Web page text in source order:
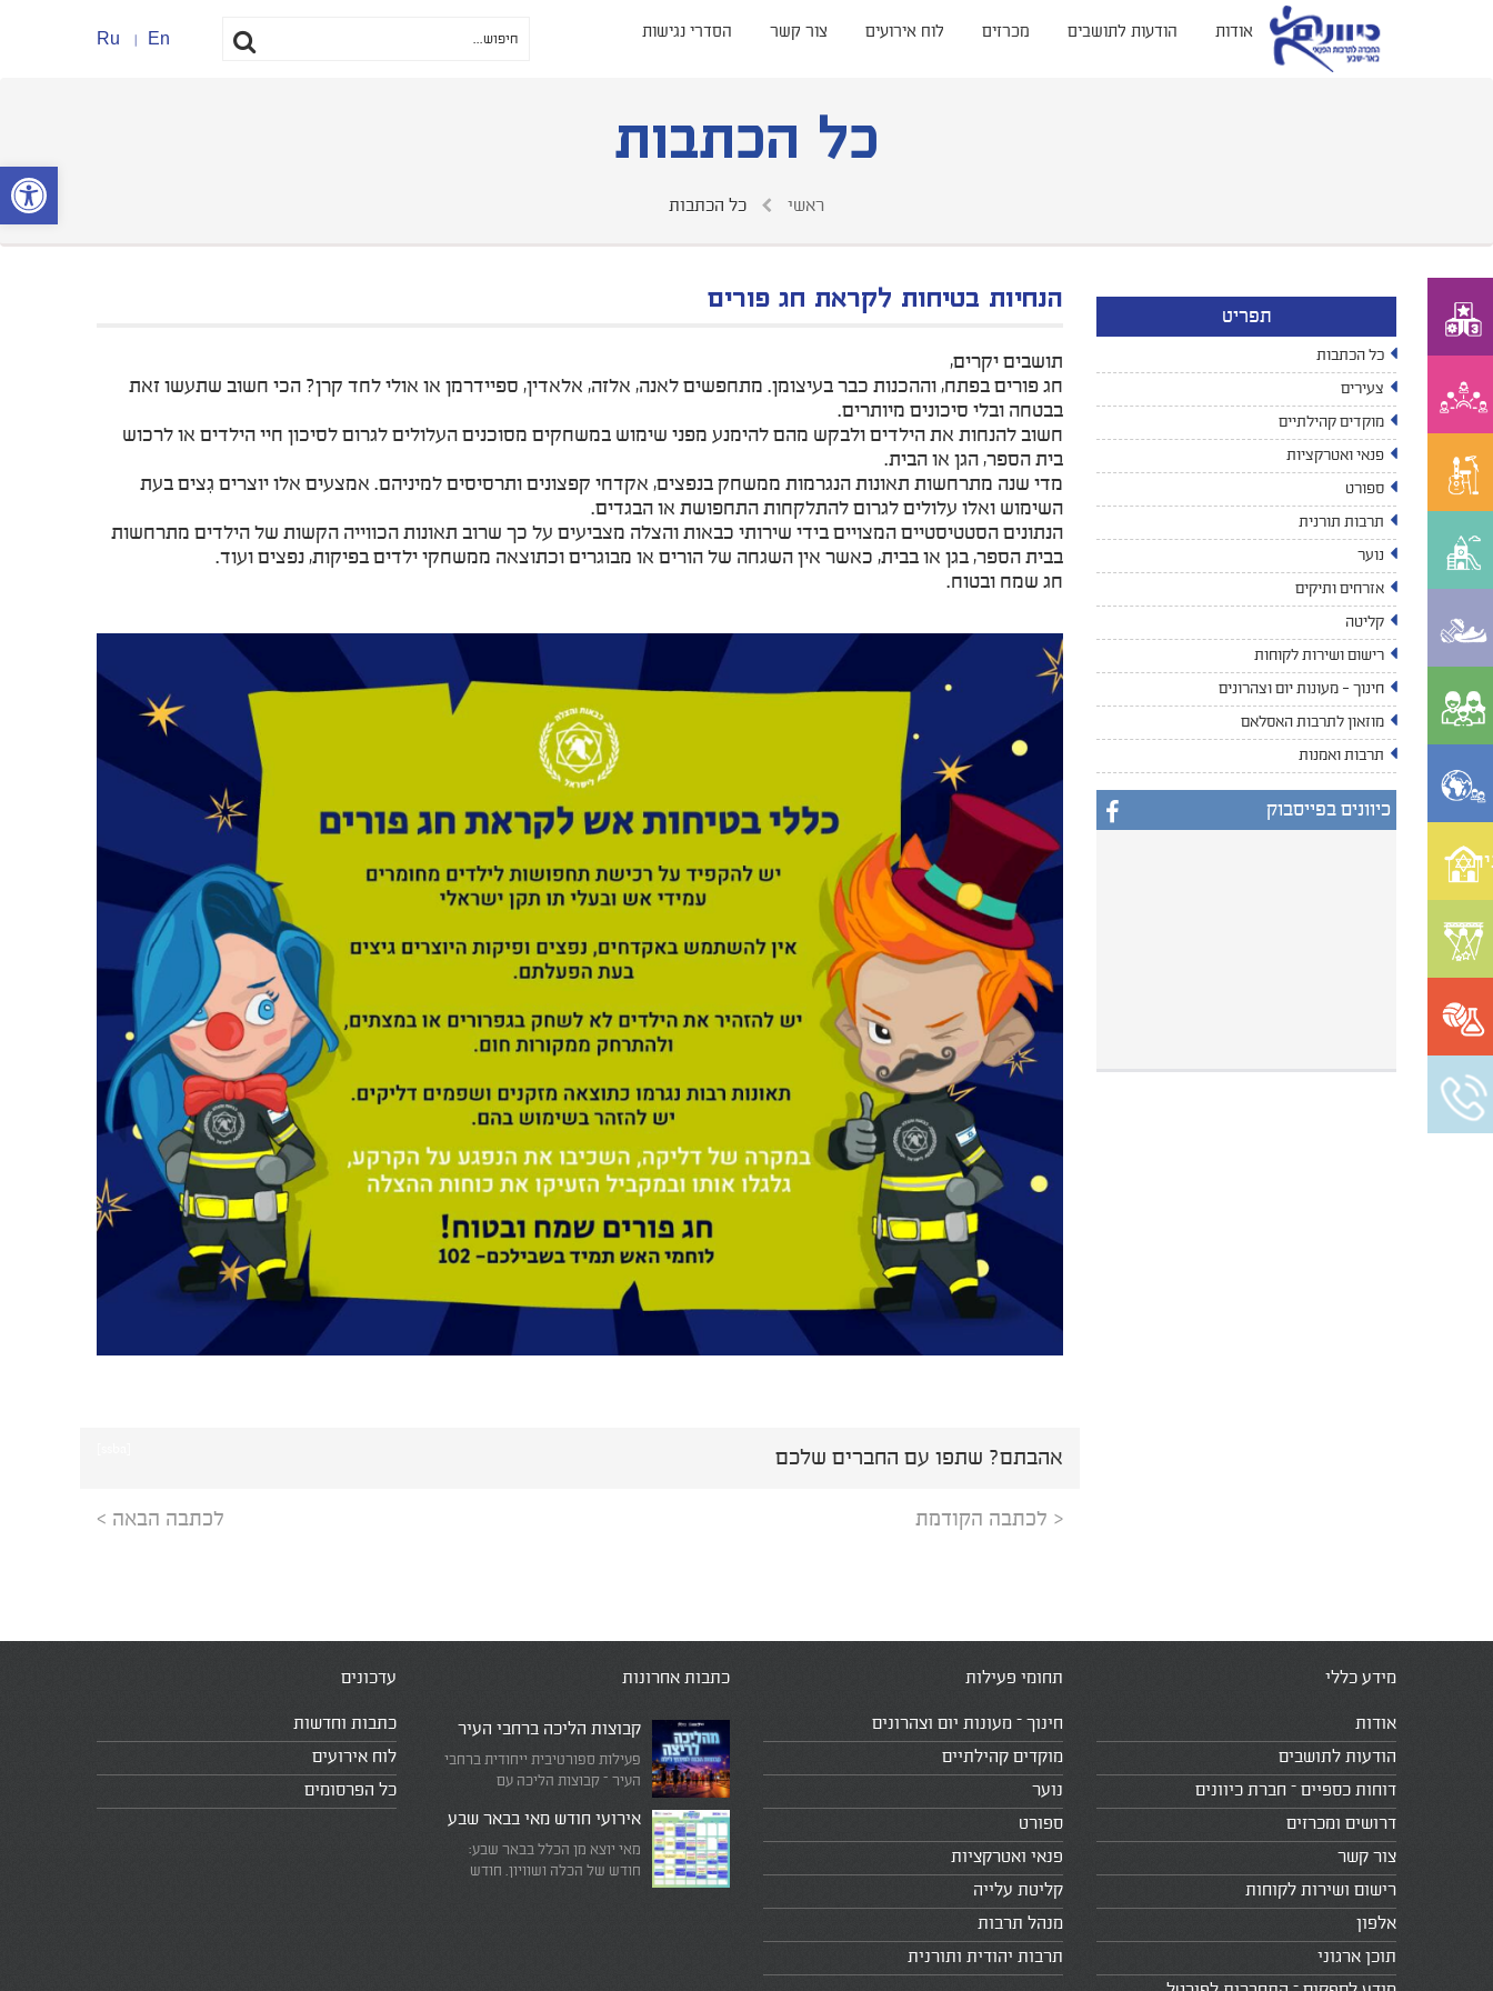
פתח סרגל
אודות הודעות לתושבים מכרזים לוח אירועים צור קשר הסדרי נגישות En
Ru
כל הכתבות
ראשי כל הכתבות
תפריט
כל הכתבות
צעירים
מוקדים קהילתיים
פנאי ואטרקציות
ספורט
תרבות תורנית
נוער
אזרחים ותיקים
קליטה
רישום ושירות לקוחות
חינוך - מעונות יום וצהרונים
מוזאון לתרבות האסלאם
תרבות ואמנות
כיוונים בפייסבוק
הנחיות בטיחות לקראת חג פורים
תושבים יקרים,
חג פורים בפתח, וההכנות כבר בעיצומן. מתחפשים לאנה, אלזה, אלאדין, ספיידרמן או אולי לחד קרן? הכי חשוב שתעשו זאת
בבטחה ובלי סיכונים מיותרים.
חשוב להנחות את הילדים ולבקש מהם להימנע מפני שימוש במשחקים מסוכנים העלולים לגרום לסיכון חיי הילדים או לרכוש
בית הספר, הגן או הבית.
מדי שנה מתרחשות תאונות הנגרמות ממשחק בנפצים, אקדחי קפצונים ותרסיסים למיניהם. אמצעים אלו יוצרים גִצים בעת
השימוש ואלו עלולים לגרום להתלקחות התחפושת או הבגדים.
הנתונים הסטטיסטיים המצויים בידי שירותי כבאות והצלה מצביעים על כך שרוב תאונות הכווייה הקשות של הילדים מתרחשות
בבית הספר, בגן או בבית, כאשר אין השגחה של הורים או מבוגרים וכתוצאה ממשחקי ילדים בפיקות, נפצים ועוד.
חג שמח ובטוח.
אהבתם? שתפו עם החברים שלכם
< לכתבה הקודמת לכתבה הבאה >
מידע כללי
אודות
הודעות לתושבים
דוחות כספיים – חברת כיוונים
דרושים ומכרזים
צור קשר
רישום ושירות לקוחות
אלפון
תוכן ארגוני
תחומי פעילות
חינוך – מעונות יום וצהרונים
מוקדים קהילתיים
נוער
ספורט
פנאי ואטרקציות
קליטת עלייה
מנהל תרבות
תרבות יהודית ותורנית
כתבות אחרונות
קבוצות הליכה ברחבי העיר
פעילות ספורטיבית ייחודית ברחבי
העיר – קבוצות הליכה עם
אירועי חודש מאי בבאר שבע
מאי יוצא מן הכלל בבאר שבע:
חודש של הכלה ושוויון. חודש
עדכונים
כתבות וחדשות
לוח אירועים
כל הפרסומים